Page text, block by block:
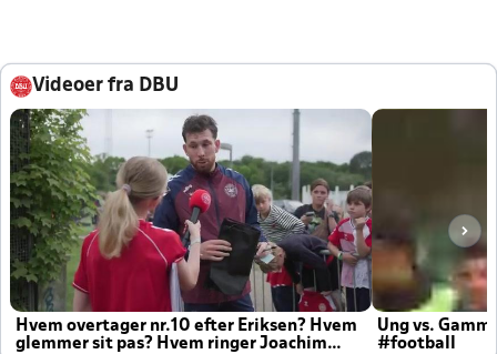
Videoer fra DBU
Hvem overtager nr.10 efter Eriksen? Hvem
glemmer sit pas? Hvem ringer Joachim
Ung vs.
#football